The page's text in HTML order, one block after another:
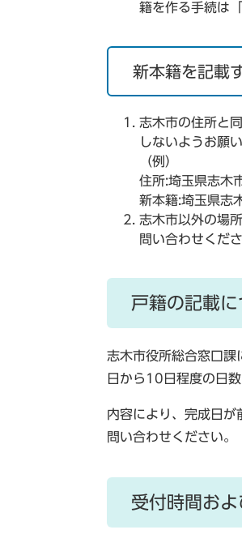
籍を作る手続は「
新本籍を記載
志木市の住所と
しないようお願
（例）
住所:埼玉県志木
新本籍:埼玉県志
志木市以外の場
問い合わせくださ
戸籍の記載に
志木市役所総合窓口課
日から10日程度の日
内容により、完成日が
問い合わせください。
受付時間お